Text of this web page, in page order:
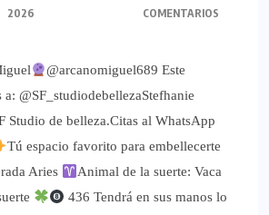
2026
COMENTARIOS
@arcanomiguel689 Este
a: @SF_studiodebellezaStefhanie
Studio de belleza.Citas al WhatsApp
Tú espacio favorito para embellecerte
Aries
Animal de la suerte: Vaca
436 Tendrá en sus manos lo